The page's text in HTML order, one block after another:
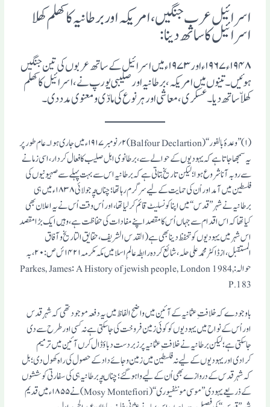
اسرائیل عرب جنگیں ،امریکہ اوربرطانیہ کا کھلم کھلا
اسرائیل کا ساتھ دینا :
۱۹۴۸ء ۱۹۶۷ء اور ۱۹۷۳ء میں اسرائیل کے ساتھ عربوں کی تین جنگیں
ہوئیں۔ تینوں میں امریکہ، برطانیہ اور صلیبی یورپ نے، اسرائیل کا کھلم
کھلاّ ساتھ دیا۔ عسکری، معاشی اور ہر نوع کی مادّی ومعنوی مدد دی۔
(۱) ’’وعدۂ بالفور‘‘ (Balfour Declartion) ۲؍نومبر ۱۹۱۷ء میں جاری ہوا۔ عام طور پر
یہ سمجھا جاتا ہے کہ یہودیوں کے حوالے سے، برطانوی اہل صلیب کا فعال کردار، اسی زمانے
سے روبہ آنا شروع ہوا؛ لیکن تاریخ بتاتی ہے کہ برطانیہ اس سے بہت پہلے سے صہیونیوں کی
فلسطین میں آمد اور اُن کی حمایت کے لیے سرگرم رہا تھا؛ چناںچہ جولائی ۱۸۳۸ء میں ہی
برطانیہ نے شہر ’’قدس‘‘ میں اپنا کونسلیٹ قائم کرلیا تھا، اور اُس وقت اُس نے یہ اعلان بھی
کیا تھا کہ اس اقدام سے جہاں اُس کا مقصد اپنے مفادات کی حفاظت ہے، وہیں ایک بڑا مقصد
اس شہر میں یہودیوں کو تحفظ دینا بھی ہے (القدس الشریف، حقایق التاریخ و آفاق
المستقبل، از ڈاکٹر محمد علی حلہ، شائع کردہ رابطہ عالمِ اسلامیں مکہ مکرمہ ۱۴۲۱ئں ص: ۲۰، بہ
حوالہ: Parkes, James: A History of jewish people, London 1984,
P.183
باوجودے کہ خلافتِ عثمانیہ کے آئین میں واضح الفاظ میں یہ دفعہ موجود تھی کہ شہرِ قدس
اور اُس کے نواح میں یہودیوں کو کوئی زمین فروخت کی جاسکتی ہے نہ کسی اور طرح سے دی
جاسکتی ہے؛ لیکن برطانیہ نے خلافتِ عثمانیہ پر زبردست دباؤ ڈال کرں آئین میں ترمیم
کرادی اور یہودیوں کے لیے نہ فلسطین میں زمین و جائے داد کے حصول کی راہ کھول دی؛ بل
کہ شہر قدس کے دروازے بھی اُن کے لیے وا ہوگئے؛ چناںچہ برطانیہ ہی کی سفارتی کوششوں
کے ذریعے یہودی ’’موسی مونٹفیوری‘‘ (Mosy Montefiori) نے ۱۸۵۵ء میں قدیم